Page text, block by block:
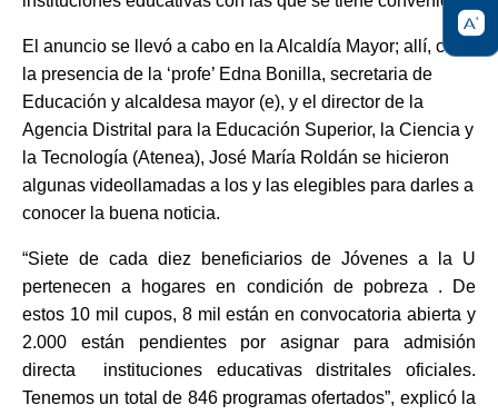
El anuncio se llevó a cabo en la Alcaldía Mayor; allí, con
la presencia de la ‘profe’ Edna Bonilla, secretaria de
Educación y alcaldesa mayor (e), y el director de la
Agencia Distrital para la Educación Superior, la Ciencia y
la Tecnología (Atenea), José María Roldán se hicieron
algunas videollamadas a los y las elegibles para darles a
conocer la buena noticia.
“Siete de cada diez beneficiarios de Jóvenes a la U
pertenecen a hogares en condición de pobreza . De
estos 10 mil cupos, 8 mil están en convocatoria abierta y
2.000 están pendientes por asignar para admisión
directa instituciones educativas distritales oficiales.
Tenemos un total de 846 programas ofertados”, explicó la